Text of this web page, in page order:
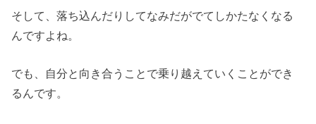
そして、落ち込んだりしてなみだがでてしかたなくなる
んですよね。
でも、自分と向き合うことで乗り越えていくことができ
るんです。